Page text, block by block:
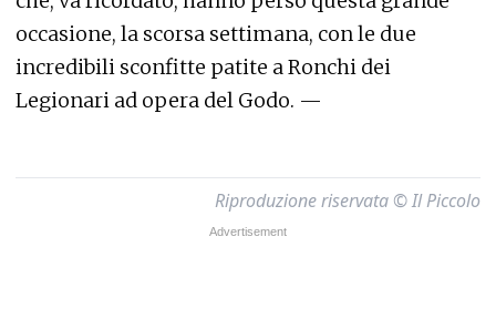
occasione, la scorsa settimana, con le due
incredibili sconfitte patite a Ronchi dei
Legionari ad opera del Godo. —
Riproduzione riservata © Il Piccolo